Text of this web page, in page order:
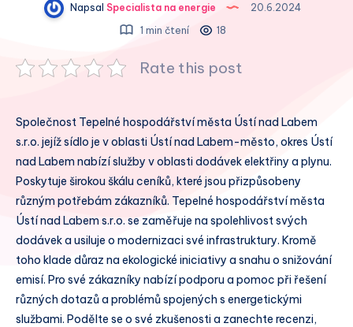
Napsal Specialista na energie
20.6.2024
1 min čtení
18
Rate this post
Společnost Tepelné hospodářství města Ústí nad Labem
s.r.o. jejíž sídlo je v oblasti Ústí nad Labem-město, okres Ústí
nad Labem nabízí služby v oblasti dodávek elektřiny a plynu.
Poskytuje širokou škálu ceníků, které jsou přizpůsobeny
různým potřebám zákazníků. Tepelné hospodářství města
Ústí nad Labem s.r.o. se zaměřuje na spolehlivost svých
dodávek a usiluje o modernizaci své infrastruktury. Kromě
toho klade důraz na ekologické iniciativy a snahu o snižování
emisí. Pro své zákazníky nabízí podporu a pomoc při řešení
různých dotazů a problémů spojených s energetickými
službami. Podělte se o své zkušenosti a zanechte recenzi,